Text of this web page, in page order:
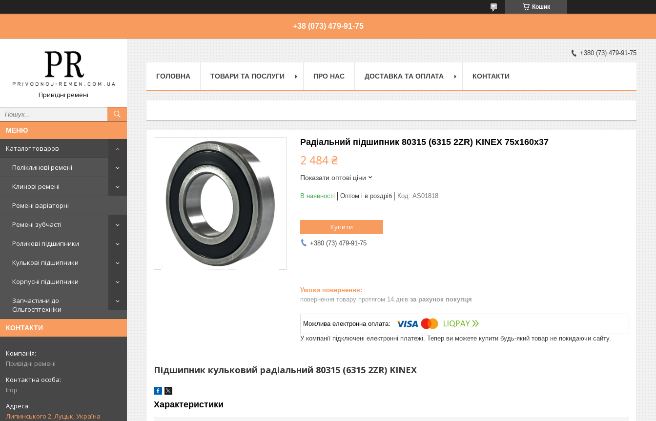
Кошик
+38 (073) 479-91-75
Привідні ремені
Каталог товаров
Поліклинові ремені
Клинові ремені
Ремені варіаторні
Ремені зубчасті
Роликові підшипники
Кулькові підшипники
Корпусні підшипники
Запчастини до
Сільгосптехніки
КОНТАКТИ
Привідні ремені
Ігор
Липинського 2, Луцьк, Україна
+380 (73) 479-91-75
ГОЛОВНА ТОВАРИ ТА ПОСЛУГИ ПРО НАС ДОСТАВКА ТА ОПЛАТА КОНТАКТИ
Радіальний підшипник 80315 (6315 2ZR) KINEX 75x160x37
2 484 ₴
Показати оптові ціни
В наявності Оптом і в роздріб Код: AS01818
Купити
+380 (73) 479-91-75
повернення товару протягом 14 днів за рахунок покупця
У компанії підключені електронні платежі. Тепер ви можете купити будь-який товар не покидаючи сайту.
Підшипник кульковий радіальний 80315 (6315 2ZR) KINEX
Характеристики